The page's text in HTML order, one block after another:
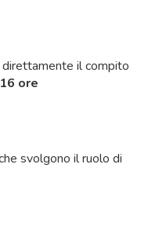
il compito
16 ore
svolgono il ruolo di